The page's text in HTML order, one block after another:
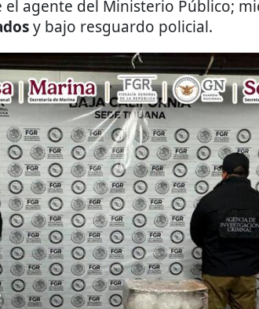
agente del Ministerio Público;
y bajo resguardo policial.